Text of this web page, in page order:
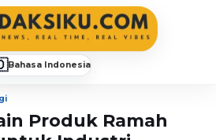
Bahasa Indonesia
Produk Ramah